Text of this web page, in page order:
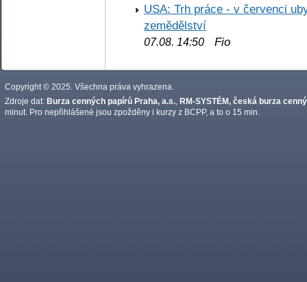
USA: Trh práce - v červenci
zemědělství
07.08. 14:50 Fio
Copyright © 2025. Všechna práva vyhrazena.
Zdroje dat: Burza cenných papírů Praha, a.s. RM-SYSTÉM, česká burza
minut. Pro nepřihlášené jsou zpožděny i kurzy z BCPP, a to o 15 min.